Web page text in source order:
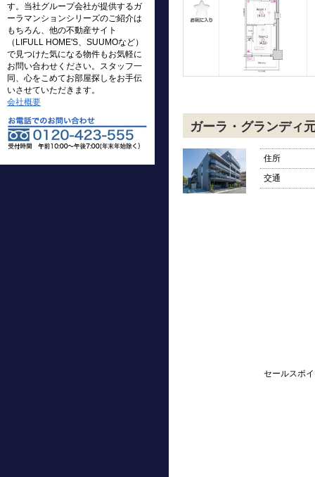
す。当社グループ会社が提供するガ
ーラマンションシリーズのご紹介は
もちろん、他の不動産サイト
（LIFULL HOME'S、SUUMOなど）
で見つけた気になる物件もお気軽に
お問い合わせください。スタッフ一
同、心をこめてお部屋探しをお手伝
いさせていただきます。
会社概要
ガーラ・グランディ
住所
交通
セールスポ